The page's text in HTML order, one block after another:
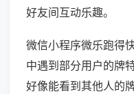
好友间互动乐趣。
微信小程序微乐跑得
中遇到部分用户的牌
好像能看到其他人的